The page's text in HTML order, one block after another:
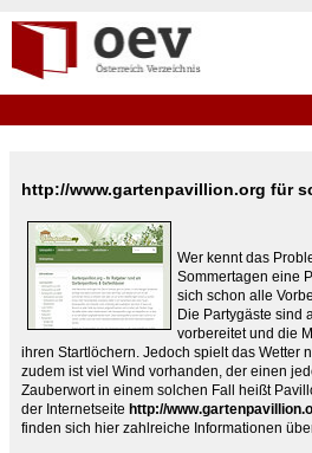
http://www.gartenpavillion.org für
Wer kennt das
Sommertagen eine
sich schon alle
Die Partygäste sind
vorbereitet und die
ihren Startlöchern. Jedoch spielt das Wetter
zudem ist viel Wind vorhanden, der einen
Zauberwort in einem solchen Fall heißt
der Internetseite http://
finden sich hier zahlreiche Informationen